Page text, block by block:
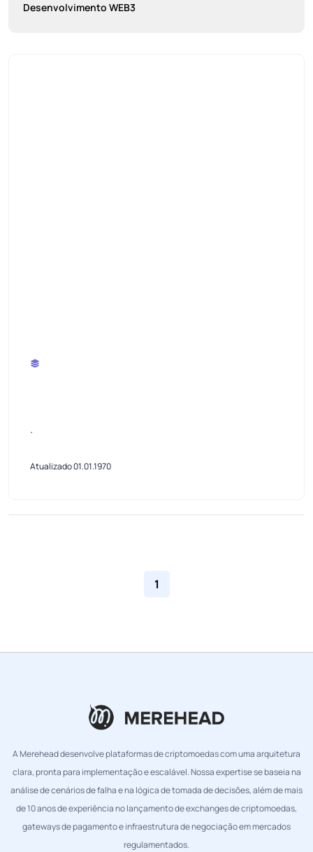
Desenvolvimento WEB3
.
Atualizado 01.01.1970
1
A Merehead desenvolve plataformas de criptomoedas com uma arquitetura
clara, pronta para implementação e escalável. Nossa expertise se baseia na
análise de cenários de falha e na lógica de tomada de decisões, além de mais
de 10 anos de experiência no lançamento de exchanges de criptomoedas,
gateways de pagamento e infraestrutura de negociação em mercados
regulamentados.